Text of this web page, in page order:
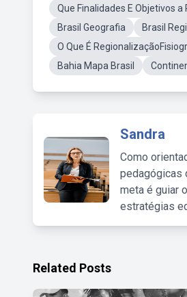
Que Finalidades E Objetivos
Brasil Geografia
Brasil
O Que É
Bahia Mapa Brasil
Sandra
Como
pedagógicas
meta é guiar
estratégias
Related Posts